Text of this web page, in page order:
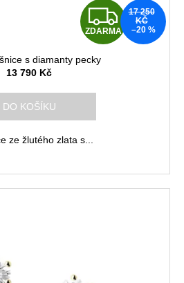
Z
D
ZDARMA
17 250
KČ
–20 %
s diamanty pecky
13 790 Kč
DO KOŠÍKU
ze žlutého zlata s...